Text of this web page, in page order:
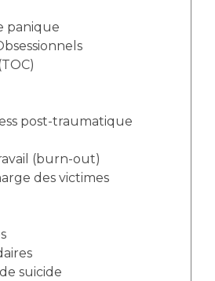
panique
post-traumatique
(burn-out)
des victimes
suicide